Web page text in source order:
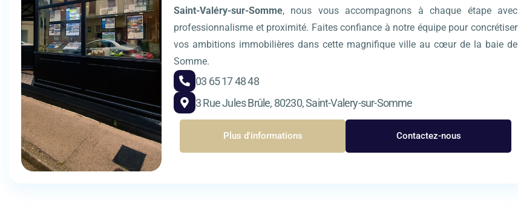
Saint-Valéry-sur-Somme, nous vous accompagnons à chaque étape avec
professionnalisme et proximité. Faites confiance à notre équipe pour concrétiser
vos ambitions immobilières dans cette magnifique ville au cœur de la baie de
Somme.
03 65 17 48 48
3 Rue Jules Brûle, 80230, Saint-Valery-sur-Somme
Plus d'informations Contactez-nous